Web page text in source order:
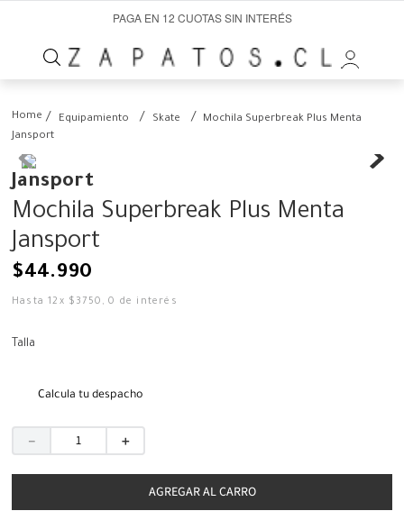
PAGA EN 12 CUOTAS SIN INTERÉS
Equipamiento Skate
Mochila Superbreak Plus Menta
Jansport
Jansport
Mochila Superbreak Plus Menta
Jansport
$44.990
Hasta12 x $ 3750 ,0 de interés
Talla
Calcula tu despacho
＋
－
AGREGAR AL CARRO